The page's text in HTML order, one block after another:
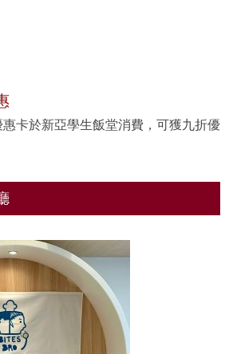
卡於新亞學生飯堂消費，可獲九折優